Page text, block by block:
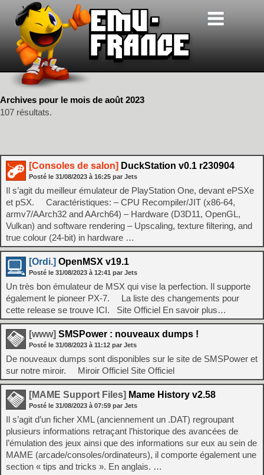
Archives pour le mois de août 2023
107 résultats.
[Consoles de salon] DuckStation v0.1 r230904
Posté le 31/08/2023 à 16:25 par Jets
Il s’agit du meilleur émulateur de PlayStation One, devant ePSXe
et pSX. Caractéristiques: – CPU Recompiler/JIT (x86-64,
armv7/AArch32 and AArch64) – Hardware (D3D11, OpenGL,
Vulkan) and software rendering – Upscaling, texture filtering, and
true colour (24-bit) in hardware …
[Ordi.] OpenMSX v19.1
Posté le 31/08/2023 à 12:41 par Jets
Un très bon émulateur de MSX qui vise la perfection. Il supporte
également le pioneer PX-7. La liste des changements pour
cette release se trouve ICI. Site Officiel En savoir plus…
[www] SMSPower : nouveaux dumps !
Posté le 31/08/2023 à 11:12 par Jets
De nouveaux dumps sont disponibles sur le site de SMSPower et
sur notre miroir. Miroir Officiel Site Officiel
[MAME Support Files] Mame History v2.58
Posté le 31/08/2023 à 07:59 par Jets
Il s’agit d’un ficher XML (anciennement un .DAT) regroupant
plusieurs informations retraçant l’historique des avancées de
l’émulation des jeux ainsi que des informations sur eux au sein de
MAME (arcade/consoles/ordinateurs), il comporte également une
section « tips and tricks ». En anglais. …